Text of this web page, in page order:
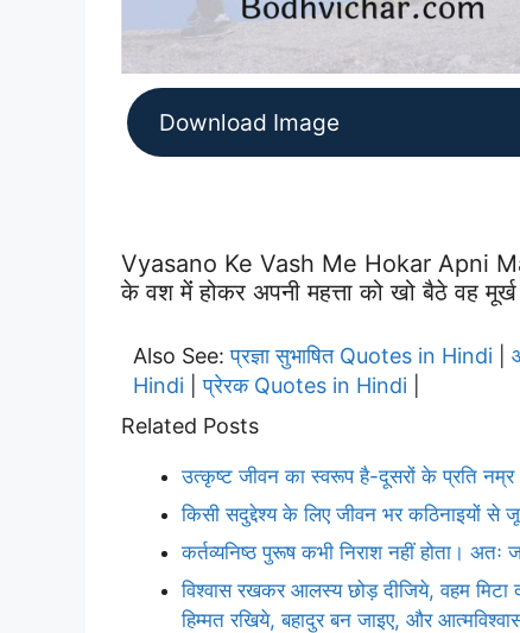
Download Image
Vyasano Ke Vash Me Hokar Apni
के वश मेंं होकर अपनी महत्ता को खो बैठे वह
Also See:प्रज्ञा सुभाषित Quotes in Hindi
Hindi |प्रेरक Quotes in Hindi
Related Posts
उत्कृष्ट जीवन का स्वरूप है-दूसरों के प्रति नम्र
किसी सदुद्देश्य के लिए जीवन भर कठिनाइयों से
कर्तव्यनिष्ठ पुरूष कभी निराश नहीं होता।
विश्वास रखकर आलस्य छोड़ दीजिये, वहम मिटा
हिम्मत रखिये, बहादुर बन जाइए, और